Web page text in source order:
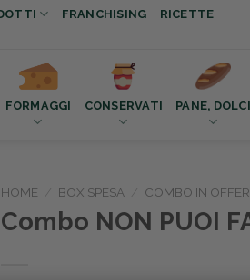
FRANCHISING RICETTE
FORMAGGI CONSERVATI PANE, DOLCI
HOME BOX SPESA COMBO IN
Combo NON PUOI